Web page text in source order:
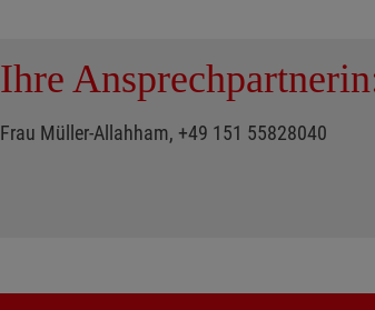
Ihre
Frau Müller-Allahham, +49 151 55828040